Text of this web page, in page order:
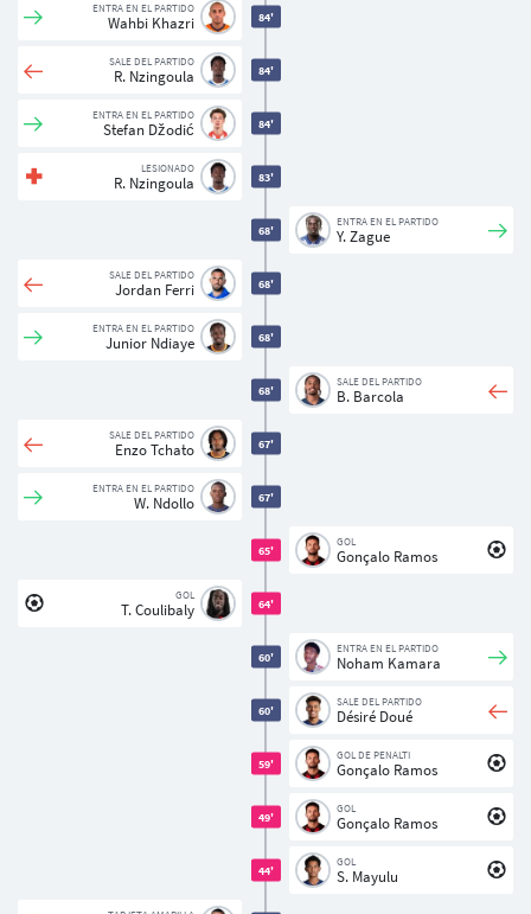
44'
GOL
S. Mayulu
49'
GOL
Gonçalo Ramos
59'
GOL DE PENALTI
Gonçalo Ramos
60'
SALE DEL PARTIDO
Désiré Doué
60'
ENTRA EN EL PARTIDO
Noham Kamara
64'
GOL
T. Coulibaly
65'
GOL
Gonçalo Ramos
67'
ENTRA EN EL PARTIDO
W. Ndollo
67'
SALE DEL PARTIDO
Enzo Tchato
68'
SALE DEL PARTIDO
B. Barcola
68'
ENTRA EN EL PARTIDO
Junior Ndiaye
68'
SALE DEL PARTIDO
Jordan Ferri
68'
ENTRA EN EL PARTIDO
Y. Zague
83'
LESIONADO
R. Nzingoula
84'
ENTRA EN EL PARTIDO
Stefan Džodić
84'
SALE DEL PARTIDO
R. Nzingoula
84'
ENTRA EN EL PARTIDO
Wahbi Khazri